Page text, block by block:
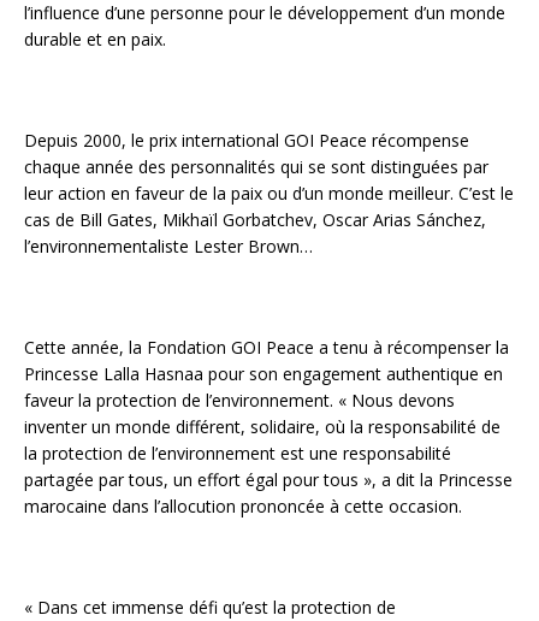
l’influence d’une personne pour le développement d’un monde
durable et en paix.
Depuis 2000, le prix international GOI Peace récompense
chaque année des personnalités qui se sont distinguées par
leur action en faveur de la paix ou d’un monde meilleur. C’est le
cas de Bill Gates, Mikhaïl Gorbatchev, Oscar Arias Sánchez,
l’environnementaliste Lester Brown…
Cette année, la Fondation GOI Peace a tenu à récompenser la
Princesse Lalla Hasnaa pour son engagement authentique en
faveur la protection de l’environnement. « Nous devons
inventer un monde différent, solidaire, où la responsabilité de
la protection de l’environnement est une responsabilité
partagée par tous, un effort égal pour tous », a dit la Princesse
marocaine dans l’allocution prononcée à cette occasion.
« Dans cet immense défi qu’est la protection de